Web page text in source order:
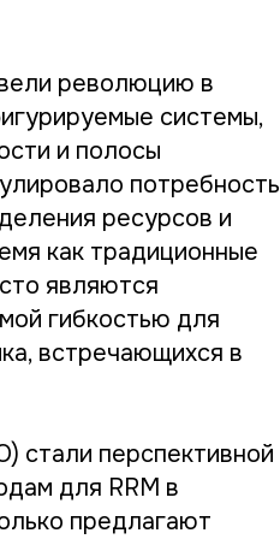
революцию в
системы,
и полосы
потребность
ресурсов и
как традиционные
являются
гибкостью для
встречающихся в
стали перспективной
для RRM в
предлагают